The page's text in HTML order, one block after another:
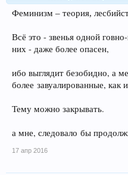
Феминизм – теория,
Всё это - звенья одной
них - даже более опасен,
ибо выглядит безобидно, а
более завуалированные, как
Тему можно закрывать.
а мне, следовало бы
17 апр 2016